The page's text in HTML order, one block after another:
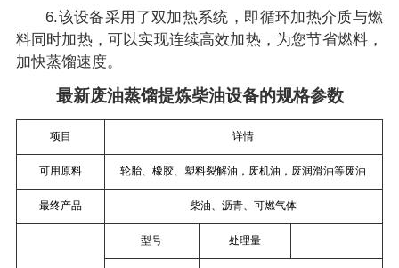
6.该设备采用了双加热系统，即循环加热介质与燃
料同时加热，可以实现连续高效加热，为您节省燃料，
加快蒸馏速度。
最新废油蒸馏提炼柴油设备的规格参数
项目 详情
可用原料 轮胎、橡胶、塑料裂解油，废机油，废润滑油等废油
最终产品 柴油、沥青、可燃气体
型号 处理量